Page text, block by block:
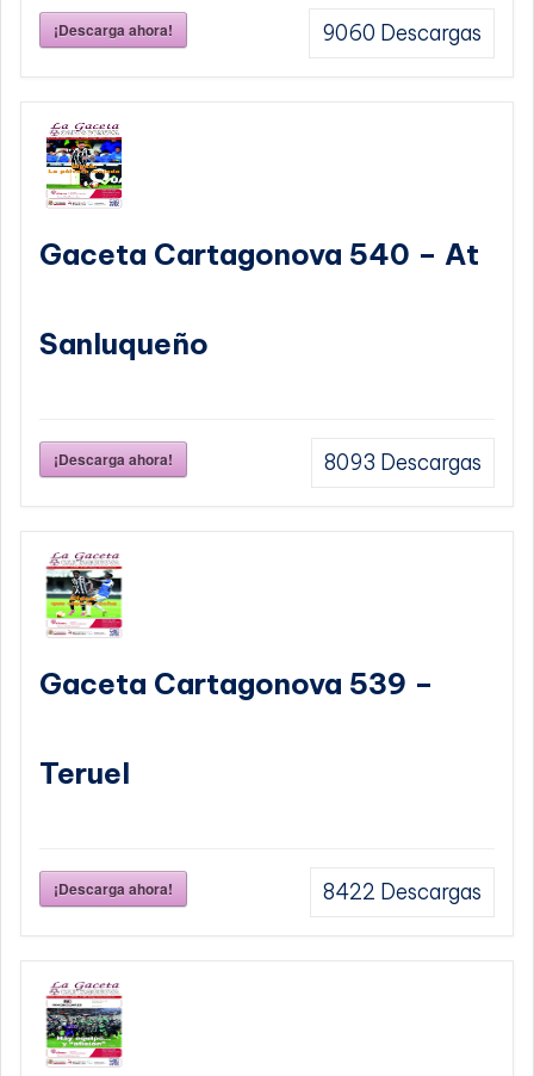
¡Descarga ahora! 9060 Descargas
Gaceta Cartagonova 540 – At
Sanluqueño
¡Descarga ahora! 8093 Descargas
Gaceta Cartagonova 539 –
Teruel
¡Descarga ahora! 8422 Descargas